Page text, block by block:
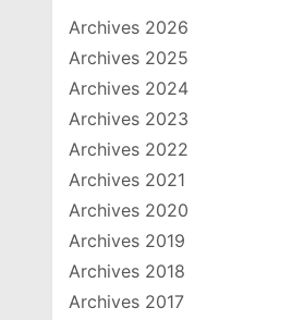
Archives 2026
Archives 2025
Archives 2024
Archives 2023
Archives 2022
Archives 2021
Archives 2020
Archives 2019
Archives 2018
Archives 2017